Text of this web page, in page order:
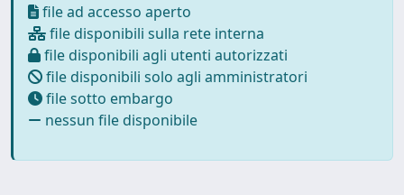
file ad accesso aperto
file disponibili sulla rete interna
file disponibili agli utenti autorizzati
file disponibili solo agli amministratori
file sotto embargo
nessun file disponibile